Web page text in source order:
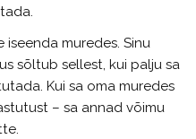
muredes. Sinu
sõltub sellest, kui palju sa
Kui sa oma muredes
– sa annad võimu